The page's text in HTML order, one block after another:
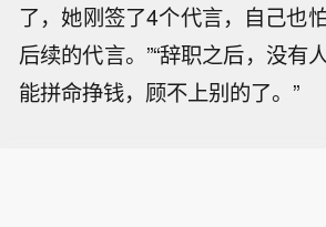
了，她刚签了4个代言，自己也
后续的代言。”“辞职之后，没有
能拼命挣钱，顾不上别的了。”